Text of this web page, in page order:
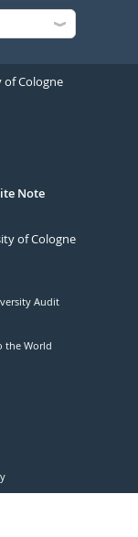
of Cologne
Note
of Cologne
Audit
the World